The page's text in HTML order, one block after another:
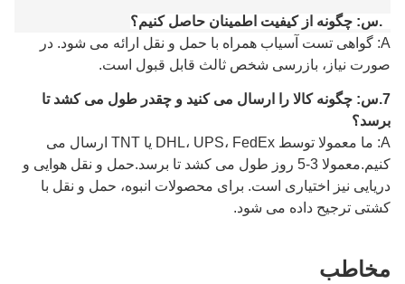
س: چگونه از کیفیت اطمینان حاصل کنیم؟
A: گواهی تست آسیاب همراه با حمل و نقل ارائه می شود. در
صورت نیاز، بازرسی شخص ثالث قابل قبول است.
7. س: چگونه کالا را ارسال می کنید و چقدر طول می کشد تا
برسد؟
A: ما معمولا توسط DHL، UPS، FedEx یا TNT ارسال می
کنیم.معمولا 3-5 روز طول می کشد تا برسد.حمل و نقل هوایی و
دریایی نیز اختیاری است. برای محصولات انبوه، حمل و نقل با
کشتی ترجیح داده می شود.
مخاطب